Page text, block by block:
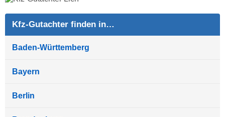
Kfz-Gutachter finden in…
Baden-Württemberg
Bayern
Berlin